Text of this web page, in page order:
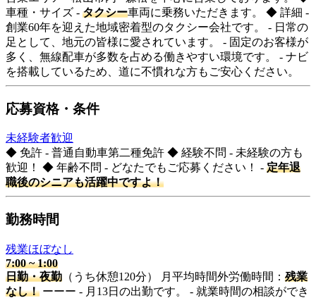
車種・サイズ - タクシー車両に乗務いただきます。 ◆ 詳細 -
創業60年を迎えた地域密着型のタクシー会社です。 - 日常の
足として、地元の皆様に愛されています。 - 固定のお客様が
多く、無線配車が多数を占める働きやすい環境です。 - ナビ
を搭載しているため、道に不慣れな方もご安心ください。
応募資格・条件
未経験者歓迎
◆ 免許 - 普通自動車第二種免許 ◆ 経験不問 - 未経験の方も
歓迎！ ◆ 年齢不問 - どなたでもご応募ください！ - 定年退
職後のシニアも活躍中ですよ！
勤務時間
残業ほぼなし
7:00~1:00
日勤・夜勤 （うち休憩120分） 月平均時間外労働時間： 残業
なし！ ーーー - 月13日の出勤です。 - 就業時間の相談ができ